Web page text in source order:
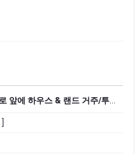
71. 골드코스트 Pimpama Junction 쇼핑 바로 앞에 하우스 & 랜드 거주/투자 기회!